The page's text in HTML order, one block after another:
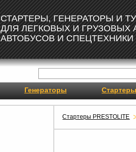
СТАРТЕРЫ, ГЕНЕРАТОРЫ И
ДЛЯ ЛЕГКОВЫХ И ГРУЗОВЫХ
АВТОБУСОВ И СПЕЦТЕХНИКИ
Генераторы Стартеры
Стартеры PRESTOLITE